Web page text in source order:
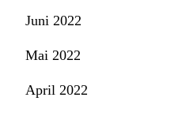
Juni 2022
Mai 2022
April 2022